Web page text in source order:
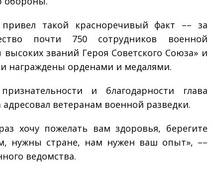
такой красноречивый факт –– за
почти 750 сотрудников военной
высоких званий Героя Советского Союза» и
награждены орденами и медалями.
и благодарности глава
ветеранам военной разведки.
хочу пожелать вам здоровья, берегите
нужны стране, нам нужен ваш опыт», ––
ведомства.